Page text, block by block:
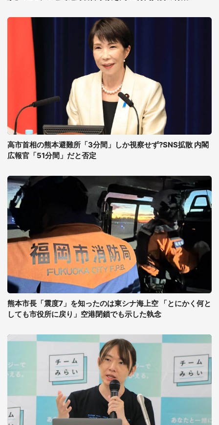
高市首相の熊本避難所「3分間」しか視察せず?SNS拡散 内閣
広報官「51分間」だと否定
熊本市長「震度7」を知ったのは東シナ海上空 「とにかく何と
しても市役所に戻り」空港閉鎖でも示した執念